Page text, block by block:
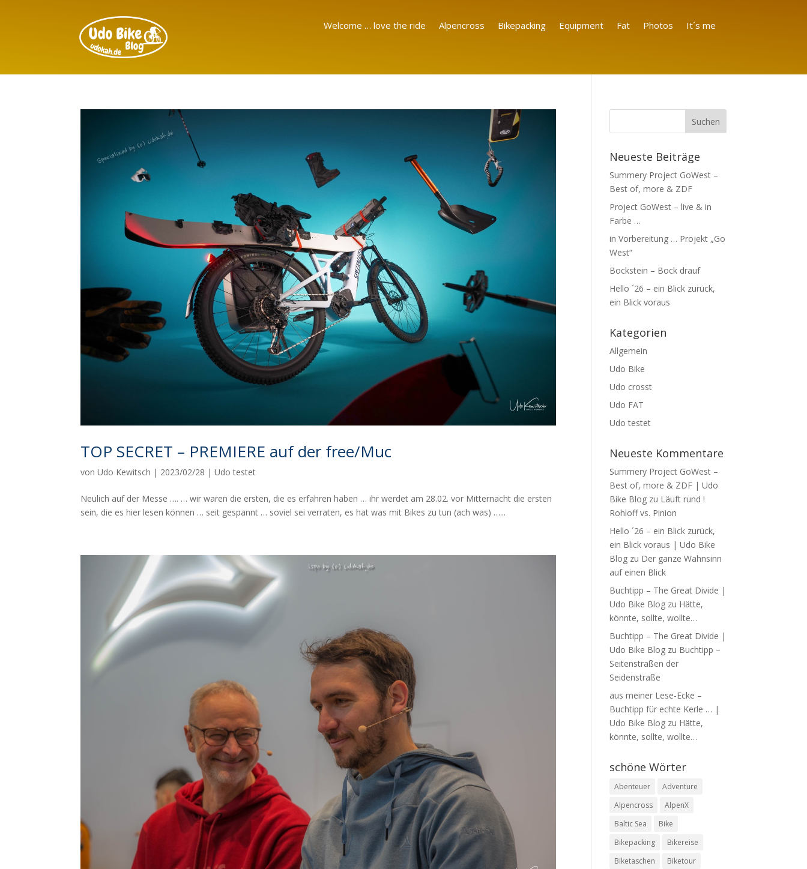
Welcome … love the ride Alpencross Bikepacking Equipment Fat Photos It´s me
TOP SECRET – PREMIERE auf der free/Muc
vonUdo Kewitsch | 2023/02/28 |Udo testet
Neulich auf der Messe …. … wir waren die ersten, die es erfahren haben … ihr werdet am 28.02. vor Mitternacht die ersten
sein, die es hier lesen können … seit gespannt … soviel sei verraten, es hat was mit Bikes zu tun (ach was) …...
Neueste Beiträge
Summery Project GoWest –
Best of, more & ZDF
Project GoWest – live & in
Farbe …
in Vorbereitung … Projekt „Go
West“
Bockstein – Bock drauf
Hello ´26 – ein Blick zurück,
ein Blick voraus
Kategorien
Allgemein
Udo Bike
Udo crosst
Udo FAT
Udo testet
Neueste Kommentare
Summery Project GoWest –
Best of, more & ZDF | Udo
Bike Blog zu Läuft rund !
Rohloff vs. Pinion
Hello ´26 – ein Blick zurück,
ein Blick voraus | Udo Bike
Blog zu Der ganze Wahnsinn
auf einen Blick
Buchtipp – The Great Divide |
Udo Bike Blog zu Hätte,
könnte, sollte, wollte…
Buchtipp – The Great Divide |
Udo Bike Blog zu Buchtipp –
Seitenstraßen der
Seidenstraße
aus meiner Lese-Ecke –
Buchtipp für echte Kerle … |
Udo Bike Blog zu Hätte,
könnte, sollte, wollte…
schöne Wörter
Abenteuer
Adventure
Alpencross
AlpenX
Baltic Sea
Bike
Bikepacking
Bikereise
Biketaschen
Biketour